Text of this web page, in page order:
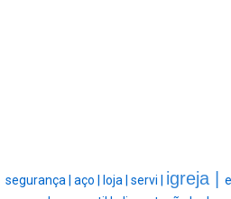
segurança | aço | loja | servi | igreja |